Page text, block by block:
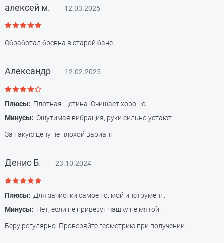
алексей м. 12.03.2025
Обработал бревна в старой бане.
Александр 12.02.2025
Плюсы: Плотная щетина. Очищает хорошо.
Минусы: Ощутимая вибрация, руки сильно устают
За такую цену не плохой вариант
Денис Б. 23.10.2024
Плюсы: Для зачистки самое то, мой инструмент.
Минусы: Нет, если не привезут чашку не мятой.
Беру регулярно. Проверяйте геометрию при получении.